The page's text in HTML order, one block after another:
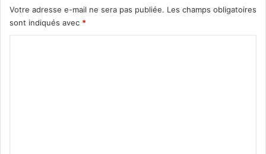
Votre adresse e-mail ne sera pas publiée. Les champs obligatoires
sont indiqués avec *